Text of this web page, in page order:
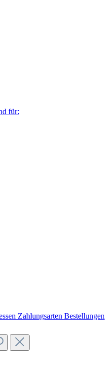
für:
Zahlungsarten Bestellungen